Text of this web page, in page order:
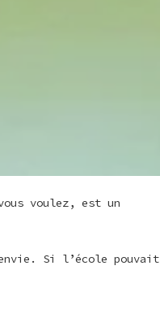
voulez, est un
envie. Si l’école pouvait